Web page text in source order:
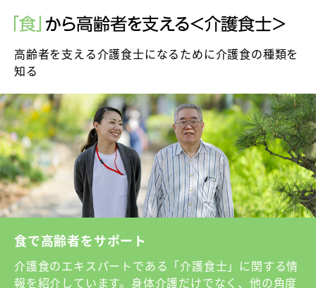
高齢者を支える介護食士になるために介護食の種類を
知る
食で高齢者をサポート
介護食のエキスパートである「介護食士」に関する情
報を紹介しています。身体介護だけでなく、他の角度